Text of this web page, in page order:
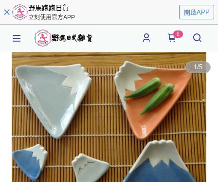
野馬跑跑日貨
立刻使用官方APP
開啟APP
0
1/5